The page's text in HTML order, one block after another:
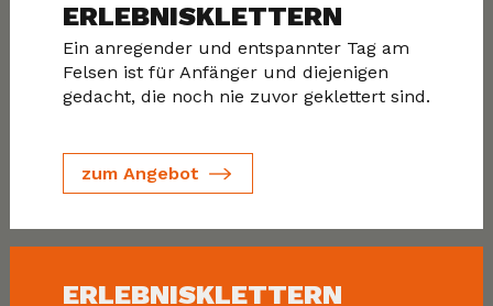
ERLEBNISKLETTERN
Ein anregender und entspannter Tag am
Felsen ist für Anfänger und diejenigen
gedacht, die noch nie zuvor geklettert sind.
zum Angebot
ERLEBNISKLETTERN